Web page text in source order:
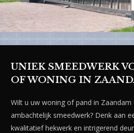
UNIEK SMEEDWERK
OF WONING IN
Wilt u uw woning of pand in
ambachtelijk smeedwerk? Denk aan
kwalitatief hekwerk en intrigerend